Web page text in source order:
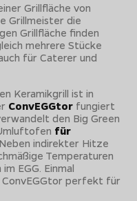
Grillfläche von
Grillmeister die
Grillfläche finden
mehrere Stücke
für Caterer und
Keramikgrill ist in
ConvEGGtor fungiert
den Big Green
für
indirekter Hitze
Temperaturen
EGG. Einmal
ConvEGGtor perfekt für